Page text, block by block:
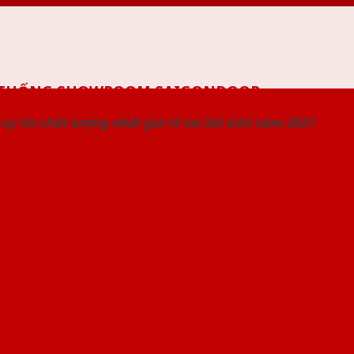
SHOWROOM SAIGONDOOR
tín chất lượng nhất giá rẻ tại Sài Gòn năm 2021